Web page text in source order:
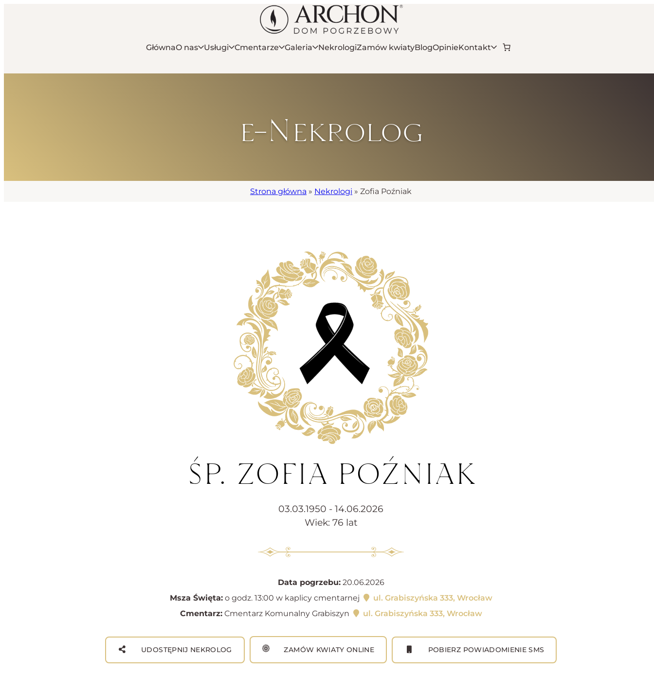
GłównaO nas Usługi Cmentarze Galeria NekrologiZamów kwiatyBlogOpinieKontakt
e-Nekrolog
Strona główna » Nekrologi » Zofia Poźniak
ŚP. ZOFIA POŹNIAK
03.03.1950 - 14.06.2026
Wiek: 76 lat
Data pogrzebu:20.06.2026
Msza Święta:o godz. 13:00 w kaplicy cmentarnej
ul. Grabiszyńska 333, Wrocław
Cmentarz:Cmentarz Komunalny Grabiszyn ul. Grabiszyńska 333, Wrocław
UDOSTĘPNIJ NEKROLOG ZAMÓW KWIATY ONLINE POBIERZ POWIADOMIENIE SMS